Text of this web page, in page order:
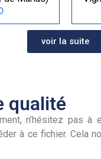
voir la suite
qualité
n’hésitez
à ce fichier. Cela